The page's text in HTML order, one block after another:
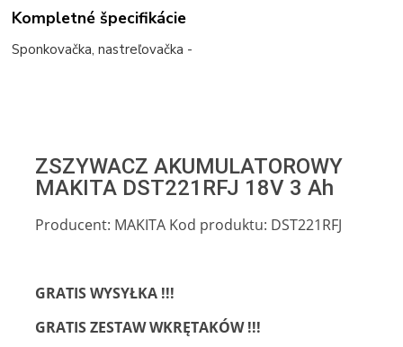
Kompletné špecifikácie
Sponkovačka, nastreľovačka -
ZSZYWACZ AKUMULATOROWY
MAKITA DST221RFJ 18V 3 Ah
Producent: MAKITA Kod produktu: DST221RFJ
GRATIS WYSYŁKA !!!
GRATIS ZESTAW WKRĘTAKÓW !!!